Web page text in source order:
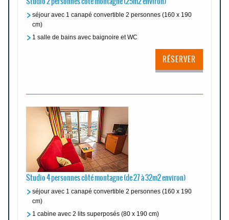
séjour avec 1 canapé convertible 2 personnes (160 x 190
cm)
1 salle de bains avec baignoire et WC
RÉSERVER
Studio 4 personnes côté montagne (de 27 à 32m2 environ)
séjour avec 1 canapé convertible 2 personnes (160 x 190
cm)
1 cabine avec 2 lits superposés (80 x 190 cm)